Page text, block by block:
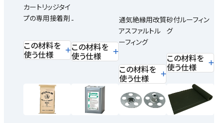
カートリッジタイ
プの専用接着剤
この材料を
使う仕様
-
この材料を
使う仕様
通気絶縁用改質
アスファルトル
ーフィング
この材料を
使う仕様
砂付ルーフィン
グ
この材料を
使う仕様